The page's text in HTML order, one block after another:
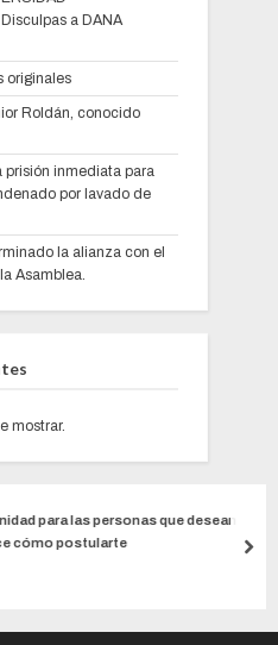
a DANA
originales
Roldán, conocido
prisión inmediata para
por lavado de
la alianza con el
Asamblea.
mostrar.
para las personas que desean
cómo postularte